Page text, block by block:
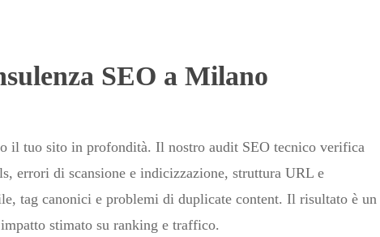
SEO a Milano
il tuo sito in profondità. Il nostro audit SEO tecnico verifica
errori di scansione e indicizzazione, struttura URL e
tag canonici e problemi di duplicate content. Il risultato è un
stimato su ranking e traffico.